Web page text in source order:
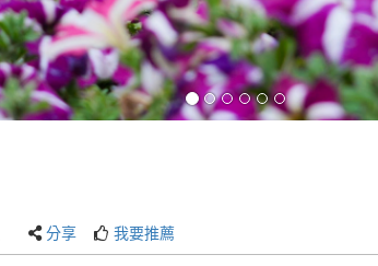
分享 我要推薦